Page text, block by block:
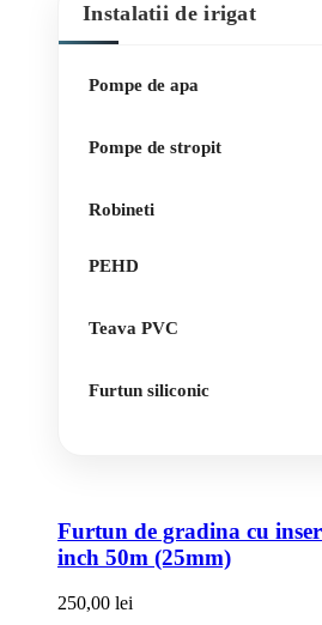
Instalatii de irigat
Pompe de apa
Pompe de stropit
Robineti
PEHD
Teava PVC
Furtun siliconic
Furtun de gradina cu
inch 50m (25mm)
250,00 lei